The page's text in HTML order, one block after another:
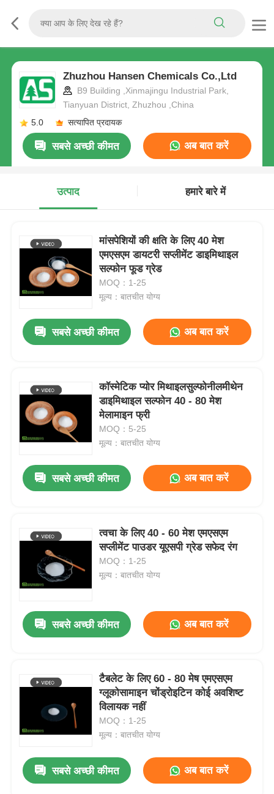
Zhuzhou Hansen Chemicals Co.,Ltd
B9 Building ,Xinmajingu Industrial Park,
Tianyuan District, Zhuzhou ,China
5.0
सत्यापित प्रदायक
सबसे अच्छी कीमत अब बात करें
उत्पाद हमारे बारे में
मांसपेशियों की क्षति के लिए 40 मेश
एमएसएम डायटरी सप्लीमेंट डाइमिथाइल
सल्फोन फूड ग्रेड
MOQ：1-25
मूल्य：बातचीत योग्य
सबसे अच्छी कीमत अब बात करें
कॉस्मेटिक प्योर मिथाइलसुल्फोनीलमीथेन
डाइमिथाइल सल्फोन 40 - 80 मेश
मेलामाइन फ्री
MOQ：5-25
मूल्य：बातचीत योग्य
सबसे अच्छी कीमत अब बात करें
त्वचा के लिए 40 - 60 मेश एमएसएम
सप्लीमेंट पाउडर यूएसपी ग्रेड सफेद रंग
MOQ：1-25
मूल्य：बातचीत योग्य
सबसे अच्छी कीमत अब बात करें
टैबलेट के लिए 60 - 80 मेष एमएसएम
ग्लूकोसामाइन चोंड्रोइटिन कोई अवशिष्ट
विलायक नहीं
MOQ：1-25
मूल्य：बातचीत योग्य
सबसे अच्छी कीमत अब बात करें